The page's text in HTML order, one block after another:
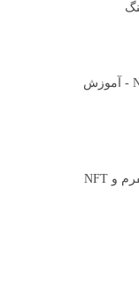
۶ روش کسب درآمد از NFT - آموزش
استیکینگ NFT - بهترین پلتفرم و NFT